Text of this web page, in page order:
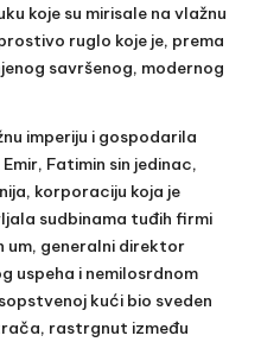
koje su mirisale na vlažnu
ruglo koje je, prema
savršenog, modernog
imperiju i gospodarila
Fatimin sin jedinac,
korporaciju koja je
sudbinama tuđih firmi
um, generalni direktor
uspeha i nemilosrdnom
kući bio sveden
rastrgnut između